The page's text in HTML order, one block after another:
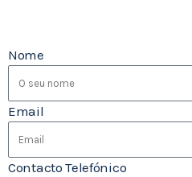
Nome
Email
Contacto Telefónico